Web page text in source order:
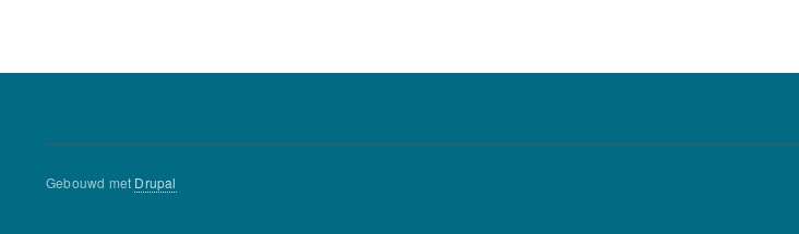
Gebouwd met Drupal